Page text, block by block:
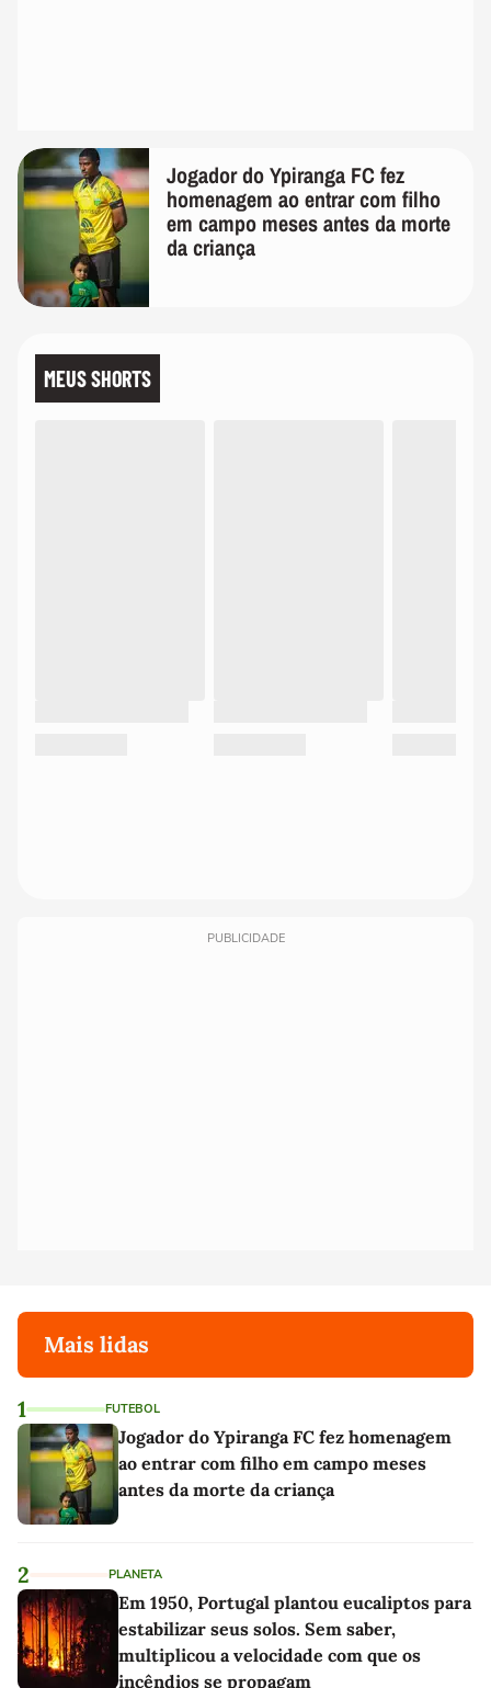
Jogador do Ypiranga FC fez
homenagem ao entrar com filho
em campo meses antes da morte
da criança
MEUS SHORTS
PUBLICIDADE
Mais lidas
1 FUTEBOL
Jogador do Ypiranga FC fez homenagem
ao entrar com filho em campo meses
antes da morte da criança
2 PLANETA
Em 1950, Portugal plantou eucaliptos para
estabilizar seus solos. Sem saber,
multiplicou a velocidade com que os
incêndios se propagam